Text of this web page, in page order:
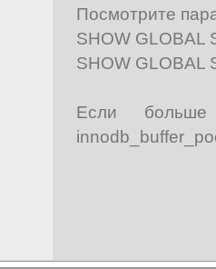
Посмотрите
SHOW GLOBAL
SHOW GLOBAL
Если